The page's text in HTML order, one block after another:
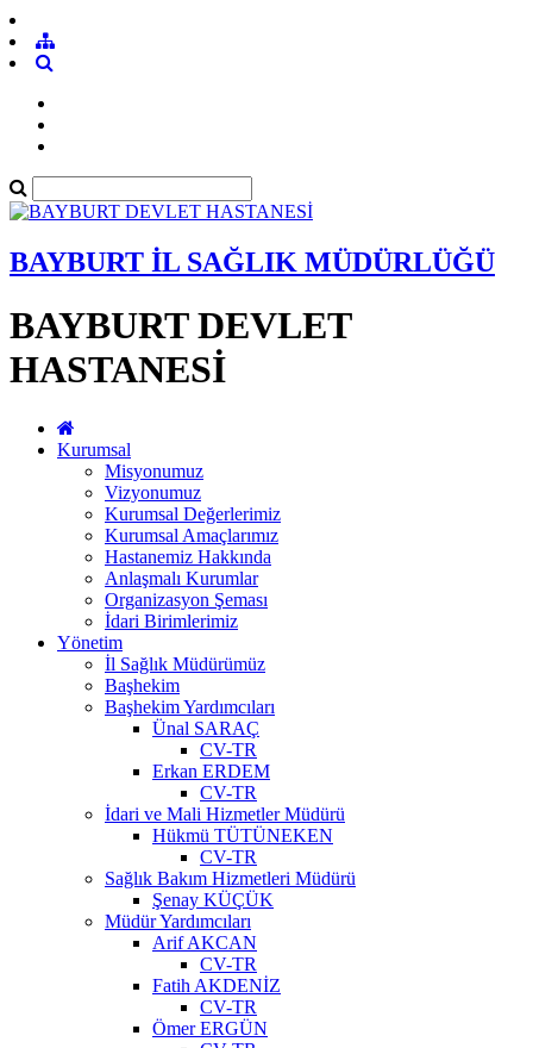
BAYBURT İL SAĞLIK MÜDÜRLÜĞÜ
BAYBURT DEVLET
HASTANESİ
Kurumsal
Misyonumuz
Vizyonumuz
Kurumsal Değerlerimiz
Kurumsal Amaçlarımız
Hastanemiz Hakkında
Anlaşmalı Kurumlar
Organizasyon Şeması
İdari Birimlerimiz
Yönetim
İl Sağlık Müdürümüz
Başhekim
Başhekim Yardımcıları
Ünal SARAÇ
CV-TR
Erkan ERDEM
CV-TR
İdari ve Mali Hizmetler Müdürü
Hükmü TÜTÜNEKEN
CV-TR
Sağlık Bakım Hizmetleri Müdürü
Şenay KÜÇÜK
Müdür Yardımcıları
Arif AKCAN
CV-TR
Fatih AKDENİZ
CV-TR
Ömer ERGÜN